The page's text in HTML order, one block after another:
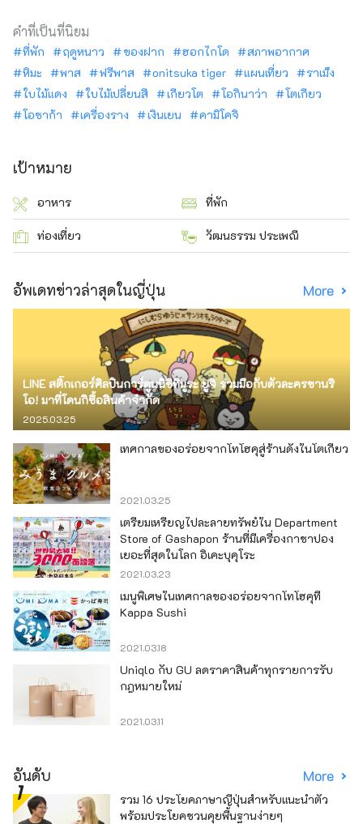
คำที่เป็นที่นิยม
ที่พัก ฤดูหนาว ของฝาก ฮอกไกโด
สภาพอากาศ
หิมะ
พาส ฟรีพาส onitsuka tiger แผนเที่ยว
ราเม็ง
ใบไม้แดง
ใบไม้เปลี่ยนสี เกียวโต โอกินาว่า
โตเกียว
โอซาก้า
เครื่องราง เงินเยน คามิโคจิ
เป้าหมาย
อาหาร ที่พัก
ท่องเที่ยว วัฒนธรรม ประเพณี
อัพเดทข่าวล่าสุดในญี่ปุ่น More
LINE สติ๊กเกอร์ศิลปินการ์ตูนนิชิทีมูระ ยูจิ ร่วมมือกับตัวละครซานริ
โอ! มาที่โดนกิซื้อสินค้าจำกัด
2025.03.25
เทศกาลของอร่อยจากโทโฮคุสู่ร้านดังในโตเกียว
2021.03.25
เตรียมเหรียญไปละลายทรัพย์ใน Department
Store of Gashapon ร้านที่มีเครื่องกาชาปอง
เยอะที่สุดในโลก อิเคะบุคุโระ
2021.03.23
เมนูพิเศษในเทศกาลของอร่อยจากโทโฮคุที่
Kappa Sushi
2021.03.18
Uniqlo กับ GU ลดราคาสินค้าทุกรายการรับ
กฎหมายใหม่
2021.03.11
อันดับ More
รวม 16 ประโยคภาษาญี่ปุ่นสำหรับแนะนำตัว
พร้อมประโยคชวนคุยพื้นฐานง่ายๆ